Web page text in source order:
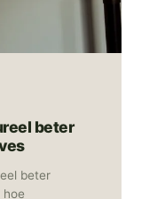
beter
beter
hoe